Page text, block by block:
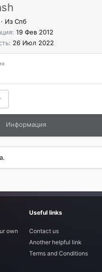
· Из Спб
19 Фев 2012
26 Июл 2022
Информация
own
Useful links
Contact us
Another helpful link
Terms and Conditions